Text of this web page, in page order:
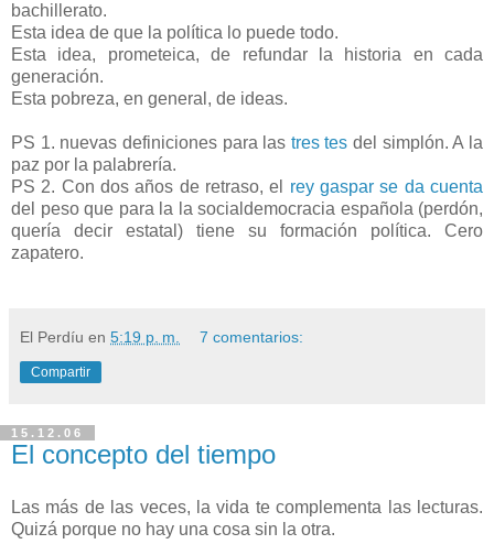
bachillerato.
Esta idea de que la política lo puede todo.
Esta idea, prometeica, de refundar la historia en cada
generación.
Esta pobreza, en general, de ideas.
PS 1. nuevas definiciones para las tres tes del simplón. A la
paz por la palabrería.
PS 2. Con dos años de retraso, el rey gaspar se da cuenta
del peso que para la la socialdemocracia española (perdón,
quería decir estatal) tiene su formación política. Cero
zapatero.
El Perdíu en 5:19 p. m. 7 comentarios:
Compartir
15.12.06
El concepto del tiempo
Las más de las veces, la vida te complementa las lecturas.
Quizá porque no hay una cosa sin la otra.